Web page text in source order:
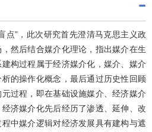
点”，此次研究首先澄清马克思主义政
然后结合媒介化理论，指出媒介在生
构过程属于经济媒介化，媒介、媒介
的操作化概念，最后通过历史性回顾
过程，即在基础设施媒介、经济媒介
济媒介化先后经历了渗透、延伸、改
中媒介逻辑对经济发展具有建构与遮